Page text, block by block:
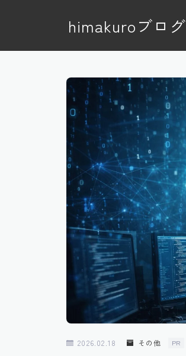
himakuroブログ
2026.02.18 その他 PR